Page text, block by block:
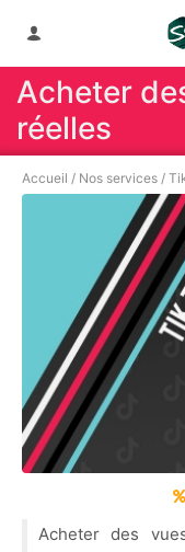
Acheter
réelles
Accueil / Nos services /
Acheter des